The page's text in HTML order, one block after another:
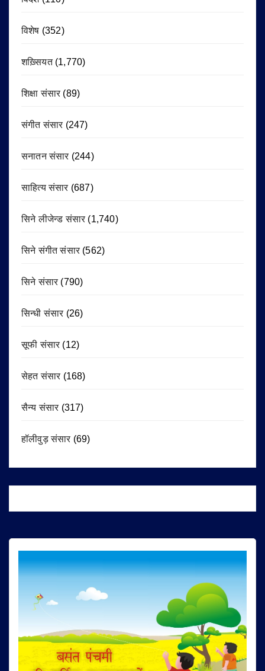
विशेष (352)
शख़्सियत(1,770)
शिक्षा संसार (89)
संगीत संसार (247)
सनातन संसार (244)
साहित्य संसार (687)
सिने लीजेन्ड संसार (1,740)
सिने संगीत संसार (562)
सिने संसार (790)
सिन्धी संसार (26)
सूफी संसार (12)
सेहत संसार (168)
सैन्य संसार (317)
हॉलीवुड़ संसार (69)